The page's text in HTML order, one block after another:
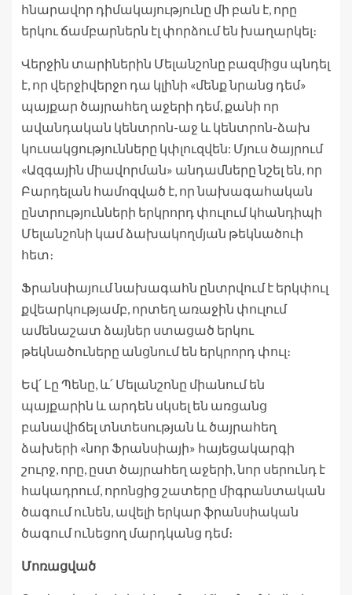
հնարավոր դիմակայությունը մի բան է, որը
երկու ճամբարներն էլ փորձում են խաղարկել։
Վերջին տարիներին Մելանշոնը բազմիցս պնդել
է, որ վերջիվերջո դա կլինի «մենք նրանց դեմ»
պայքար ծայրահեղ աջերի դեմ, քանի որ
ավանդական կենտրոն-աջ և կենտրոն-ձախ
կուսակցությունները կփլուզվեն: Մյուս ծայրում
«Ազգային միավորման» անդամները նշել են, որ
Բարդելան համոզված է, որ նախագահական
ընտրությունների երկրորդ փուլում կհանդիպի
Մելանշոնի կամ ձախակողմյան թեկնածուի
հետ։
Ֆրանսիայում նախագահն ընտրվում է երկփուլ
քվեարկությամբ, որտեղ առաջին փուլում
ամենաշատ ձայներ ստացած երկու
թեկնածուները անցնում են երկրորդ փուլ։
Եվ՛ Լը Պենը, և՛ Մելանշոնը միանում են
պայքարին և արդեն սկսել են առցանց
բանավիճել տնտեսության և ծայրահեղ
ձախերի «նոր Ֆրանսիայի» հայեցակարգի
շուրջ, որը, ըստ ծայրահեղ աջերի, նոր սերունդ է
հակադրում, որոնցից շատերը միգրանտական ​​
ծագում ունեն, ավելի երկար ֆրանսիական
ծագում ունեցող մարդկանց դեմ։
Մոռացված